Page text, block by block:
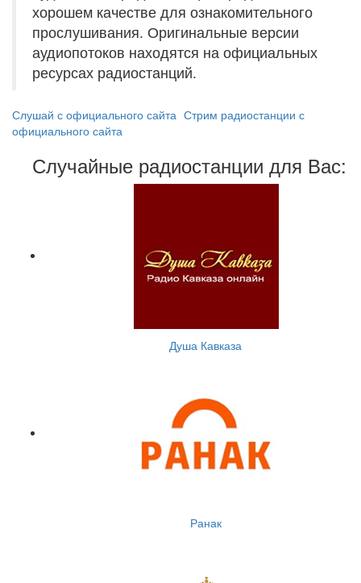
хорошем качестве для ознакомительного
прослушивания. Оригинальные версии
аудиопотоков находятся на официальных
ресурсах радиостанций.
Слушай с официального сайта Стрим радиостанции с
официального сайта
Случайные радиостанции для Вас:
Душа Кавказа
Ранак